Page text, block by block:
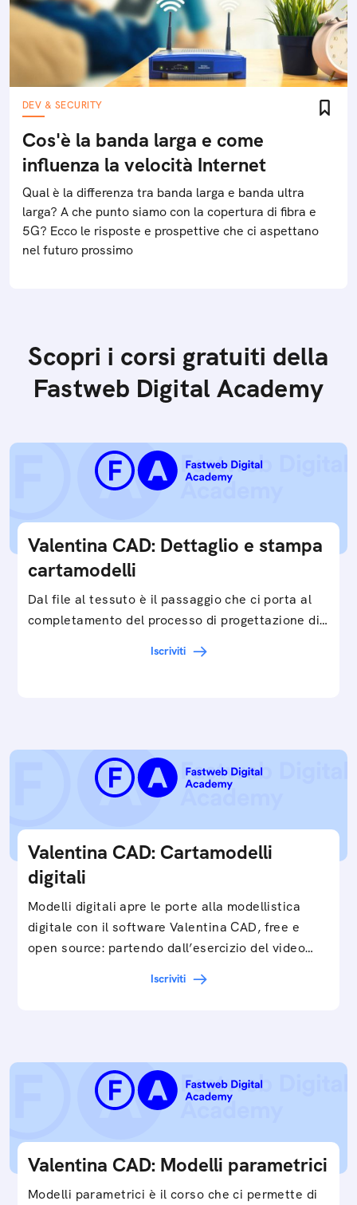
DEV & SECURITY
Cos'è la banda larga e come
influenza la velocità Internet
Qual è la differenza tra banda larga e banda ultra
larga? A che punto siamo con la copertura di fibra e
5G? Ecco le risposte e prospettive che ci aspettano
nel futuro prossimo
Scopri i corsi gratuiti della
Fastweb Digital Academy
Valentina CAD: Dettaglio e stampa
cartamodelli
Dal file al tessuto è il passaggio che ci porta al
completamento del processo di progettazione di
Iscriviti
Valentina CAD: Cartamodelli
digitali
Modelli digitali apre le porte alla modellistica
digitale con il software Valentina CAD, free e
open source: partendo dall’esercizio del video…
Iscriviti
Valentina CAD: Modelli parametrici
Modelli parametrici è il corso che ci permette di